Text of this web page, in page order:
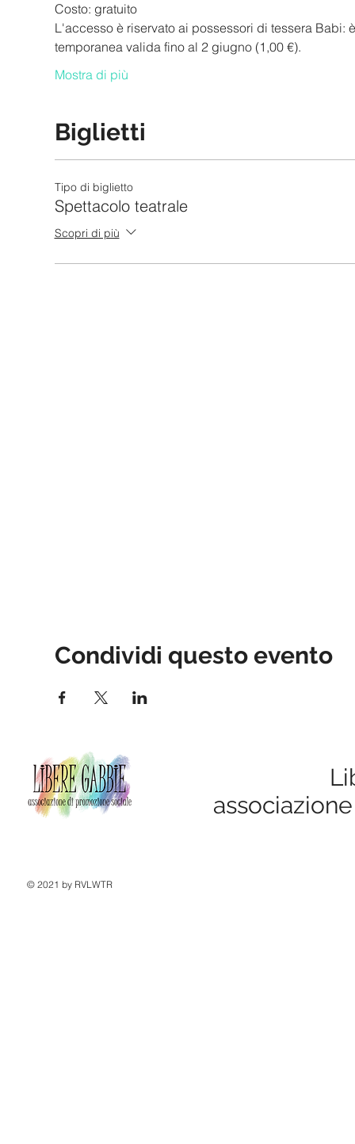
Costo: gratuito
L'accesso è riservato ai possessori di tessera Babi:
Mostra di più
Biglietti
Tipo di biglietto
Spettacolo teatrale
Scopri di più
Condividi questo evento
© 2021 by RVLWTR